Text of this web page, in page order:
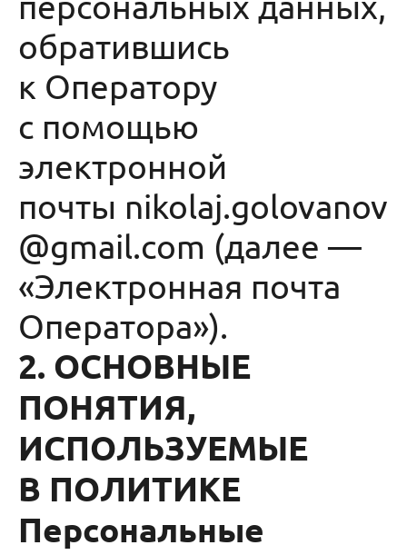
обратившись
к Оператору
с помощью
электронной
почты nikolaj.golovanov
@gmail.com (далее —
«Электронная почта
Оператора»).
2. ОСНОВНЫЕ
ПОНЯТИЯ,
ИСПОЛЬЗУЕМЫЕ
В ПОЛИТИКЕ
Персональные